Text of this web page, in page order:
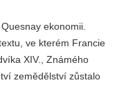
ekonomii.
ve kterém Francie
XIV., Známého
zemědělství zůstalo